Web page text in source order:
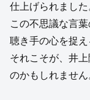
仕上げられました
この不思議な言
聴き手の心を捉え
それこそが、井
のかもしれません